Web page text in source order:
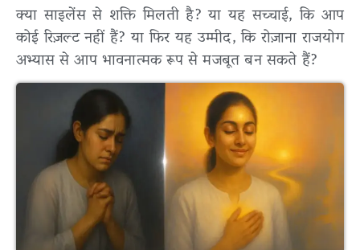
क्या साइलेंस से शक्ति मिलती है? या यह सच्चाई, कि आप
कोई रिज़ल्ट नहीं हैं? या फिर यह उम्मीद, कि रोज़ाना राजयोग
अभ्यास से आप भावनात्मक रूप से मजबूत बन सकते हैं?